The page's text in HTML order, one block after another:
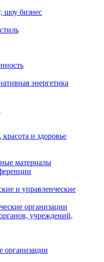
шоу бизнес
энергетика
и здоровье
материалы
и управленческие
организации
учреждений,
организации